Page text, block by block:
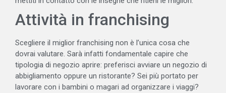
Attività in franchising
Scegliere il miglior franchising non è l’unica cosa che
dovrai valutare. Sarà infatti fondamentale capire che
tipologia di negozio aprire: preferisci avviare un negozio di
abbigliamento oppure un ristorante? Sei più portato per
lavorare con i bambini o magari ad organizzare i viaggi?